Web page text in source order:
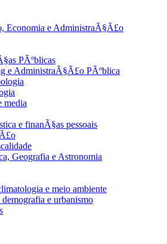
Economia e AdministraÃ§Ã£o
PÃºblicas
e AdministraÃ§Ã£o PÃºblica
media
e finanÃ§as pessoais
Geografia e Astronomia
e meio ambiente
e urbanismo